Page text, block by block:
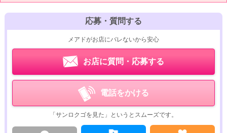
応募・質問する
メアドがお店にバレないから安心
お店に質問・応募する
電話をかける
「サンロクゴを見た」というとスムーズです。